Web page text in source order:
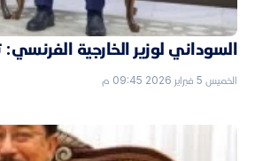
السوداني لوزير الخارجية
الخميس 5 فبراير 2026 09:45 م